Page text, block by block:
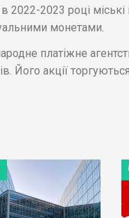
2023 році міські
монетами.
платіжне
Його акції